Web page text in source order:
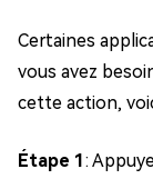
Certaines
vous avez
cette action,
Étape 1: